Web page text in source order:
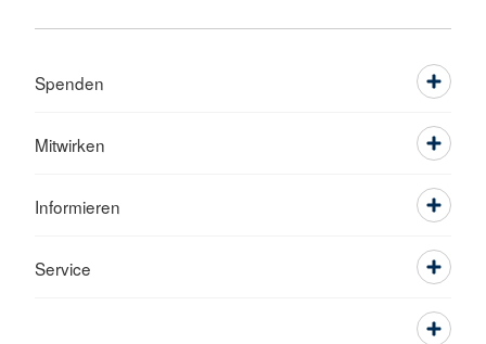
Spenden
Mitwirken
Informieren
Service